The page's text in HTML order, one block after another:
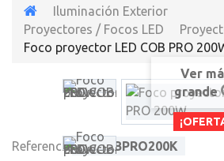
Iluminación Exterior
Proyectores / Focos LED
Foco proyector LED COB PRO
Ver
grande
Referencia FNCOBPRO200K